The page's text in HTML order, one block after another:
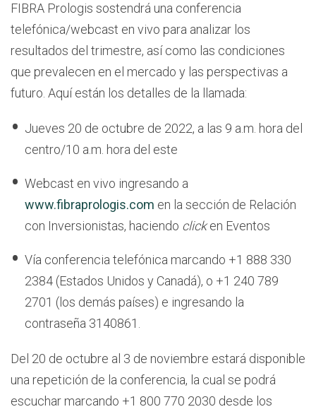
FIBRA Prologis sostendrá una conferencia
telefónica/webcast en vivo para analizar los
resultados del trimestre, así como las condiciones
que prevalecen en el mercado y las perspectivas a
futuro. Aquí están los detalles de la llamada:
Jueves 20 de octubre de 2022, a las 9 a.m. hora del
centro/10 a.m. hora del este
Webcast en vivo ingresando a
www.fibraprologis.com en la sección de Relación
con Inversionistas, haciendo clicken Eventos
Vía conferencia telefónica marcando +1 888 330
2384 (Estados Unidos y Canadá), o +1 240 789
2701 (los demás países) e ingresando la
contraseña 3140861.
Del 20 de octubre al 3 de noviembre estará disponible
una repetición de la conferencia, la cual se podrá
escuchar marcando +1 800 770 2030 desde los